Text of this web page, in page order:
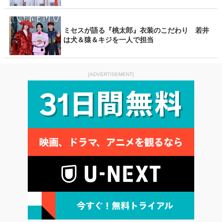
ミセスが語る『桃太郎』衣装のこだわり 若井
は犬＆猿＆キジを一人で担当
[ADVERTISEMENT]